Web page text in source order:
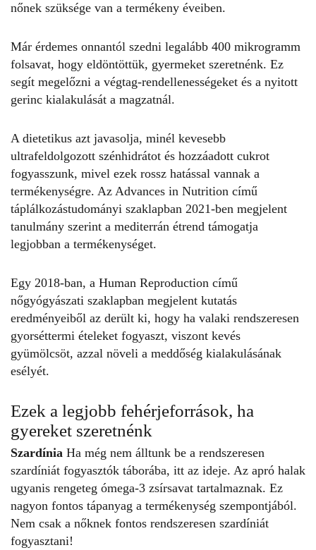
nőnek szüksége van a termékeny éveiben.
Már érdemes onnantól szedni legalább 400 mikrogramm
folsavat, hogy eldöntöttük, gyermeket szeretnénk. Ez
segít megelőzni a végtag-rendellenességeket és a nyitott
gerinc kialakulását a magzatnál.
A dietetikus azt javasolja, minél kevesebb
ultrafeldolgozott szénhidrátot és hozzáadott cukrot
fogyasszunk, mivel ezek rossz hatással vannak a
termékenységre. Az Advances in Nutrition című
táplálkozástudományi szaklapban 2021-ben megjelent
tanulmány szerint a mediterrán étrend támogatja
legjobban a termékenységet.
Egy 2018-ban, a Human Reproduction című
nőgyógyászati szaklapban megjelent kutatás
eredményeiből az derült ki, hogy ha valaki rendszeresen
gyorséttermi ételeket fogyaszt, viszont kevés
gyümölcsöt, azzal növeli a meddőség kialakulásának
esélyét.
Ezek a legjobb fehérjeforrások, ha
gyereket szeretnénk
Szardínia Ha még nem álltunk be a rendszeresen
szardíniát fogyasztók táborába, itt az ideje. Az apró halak
ugyanis rengeteg ómega-3 zsírsavat tartalmaznak. Ez
nagyon fontos tápanyag a termékenység szempontjából.
Nem csak a nőknek fontos rendszeresen szardíniát
fogyasztani!